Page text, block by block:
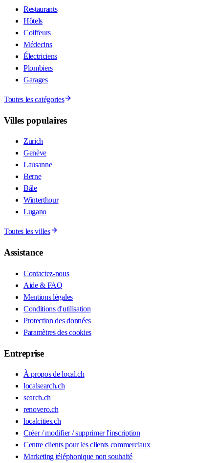
Restaurants
Hôtels
Coiffeurs
Médecins
Électriciens
Plombiers
Garages
Toutes les catégories
Villes populaires
Zurich
Genève
Lausanne
Berne
Bâle
Winterthour
Lugano
Toutes les villes
Assistance
Contactez-nous
Aide & FAQ
Mentions légales
Conditions d'utilisation
Protection des données
Paramètres des cookies
Entreprise
À propos de local.ch
localsearch.ch
search.ch
renovero.ch
localcities.ch
Créer / modifier / supprimer l'inscription
Centre clients pour les clients commerciaux
Marketing téléphonique non souhaité